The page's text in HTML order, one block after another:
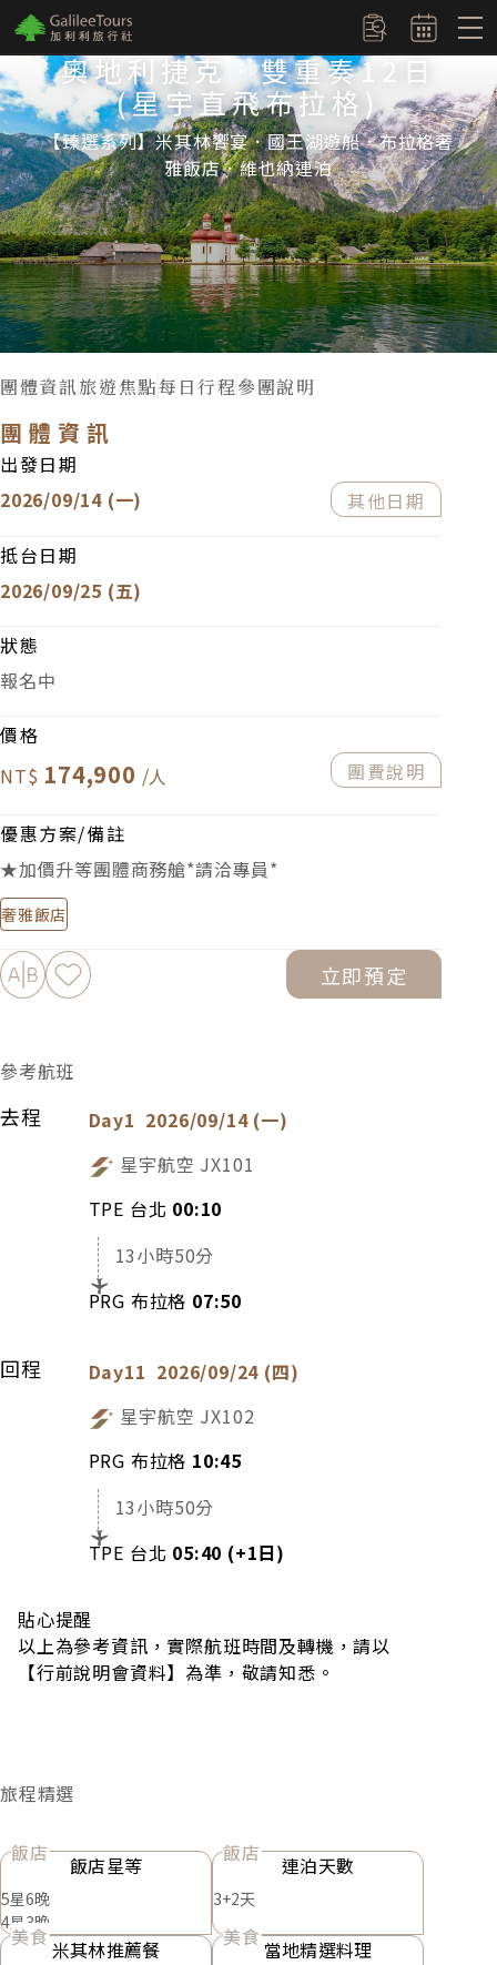
logo 訂單查詢
奧地利捷克．雙重奏12日
(星宇直飛布拉格)
【臻選系列】米其林饗宴．國王湖遊船．布拉格奢
雅飯店．維也納連泊
團體資訊旅遊焦點每日行程參團說明
團體資訊
出發日期
2026/09/14 (一)
其他日期
抵台日期
2026/09/25 (五)
狀態
報名中
價格
174,900 團費說明
優惠方案/備註
★加價升等團體商務艙*請洽專員*
奢雅飯店
加入比較加入最愛
立即預定
參考航班
去程 Day1 2026/09/14 (一)
星宇航空 JX101
TPE 台北 00:10
13小時50分
PRG 布拉格 07:50
回程 Day11 2026/09/24 (四)
星宇航空 JX102
PRG 布拉格 10:45
13小時50分
TPE 台北 05:40 (+1日)
貼心提醒
以上為參考資訊，實際航班時間及轉機，請以
【行前說明會資料】為準，敬請知悉。
旅程精選
飯店 飯店星等
5星6晚
4星3晚
飯店 連泊天數
3+2天
美食米其林推薦餐 美食當地精選料理